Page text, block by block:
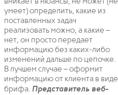
умеет) определить, какие из
поставленных задач
реализовать можно, а какие –
нет, он просто передает
информацию без каких-либо
изменений дальше по цепочке.
В лучшем случае – оформит
информацию от клиента в виде
брифа. Представитель веб-